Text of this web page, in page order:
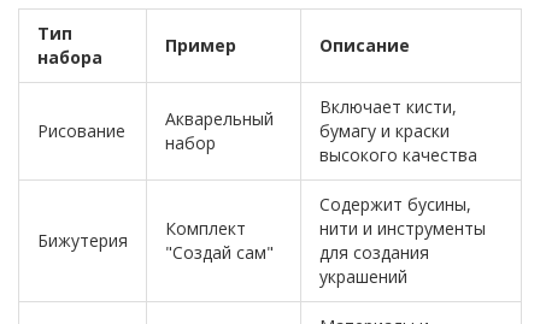
Тип
набора
Пример Описание
Рисование
Акварельный
набор
Включает кисти,
бумагу и краски
высокого качества
Бижутерия
Комплект
"Создай сам"
Содержит бусины,
нити и инструменты
для создания
украшений